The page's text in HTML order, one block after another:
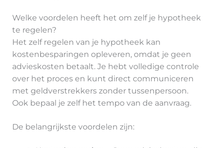
Welke voordelen heeft het om zelf je hypotheek
te regelen?
Het zelf regelen van je hypotheek kan
kostenbesparingen opleveren, omdat je geen
advieskosten betaalt. Je hebt volledige controle
over het proces en kunt direct communiceren
met geldverstrekkers zonder tussenpersoon.
Ook bepaal je zelf het tempo van de aanvraag.
De belangrijkste voordelen zijn: